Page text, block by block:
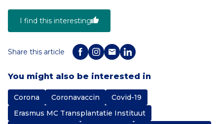
I find this interesting
Share this article
You might also be interested in
Corona Coronavaccin
Covid-19
Erasmus MC Transplantatie Instituut